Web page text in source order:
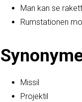
Man kan se
Rumstationen
Missil
Projektil